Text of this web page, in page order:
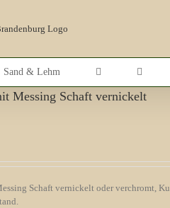
Sand & Lehm
Messing Schaft vernickelt
Schaft vernickelt oder verchromt,